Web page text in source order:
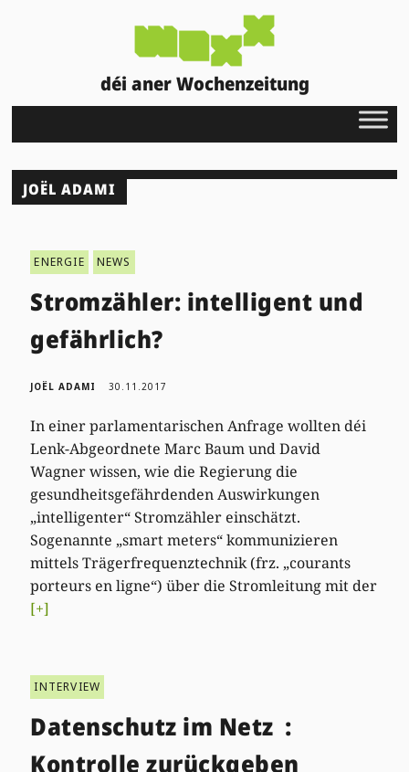
déi aner Wochenzeitung
JOËL ADAMI
ENERGIE NEWS
Stromzähler: intelligent und
gefährlich?
JOËL ADAMI 30.11.2017
In einer parlamentarischen Anfrage wollten déi
Lenk-Abgeordnete Marc Baum und David
Wagner wissen, wie die Regierung die
gesundheitsgefährdenden Auswirkungen
„intelligenter“ Stromzähler einschätzt.
Sogenannte „smart meters“ kommunizieren
mittels Trägerfrequenztechnik (frz. „courants
porteurs en ligne“) über die Stromleitung mit der
[+]
INTERVIEW
Datenschutz im Netz :
Kontrolle zurückgeben